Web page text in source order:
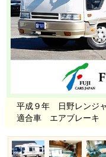
平成９年 日野レンジ
適合車 エアブレーキ